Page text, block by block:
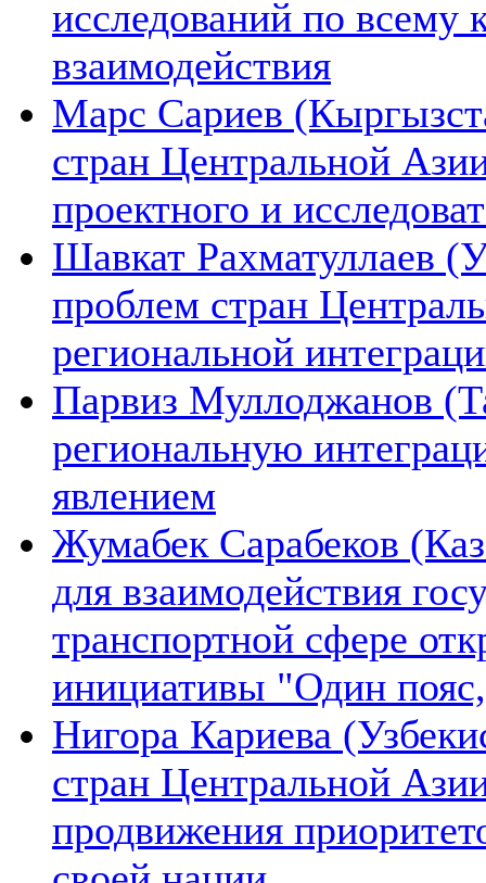
исследований по всему
взаимодействия
Марс Сариев
стран Центральной
проектного и
Шавкат Рахматуллаев
проблем стран
региональной
Парвиз Муллоджанов
региональную
явлением
Жумабек Сарабеков
для взаимодействия
транспортной сфере
инициативы "Один
Нигора Кариева
стран Центральной
продвижения